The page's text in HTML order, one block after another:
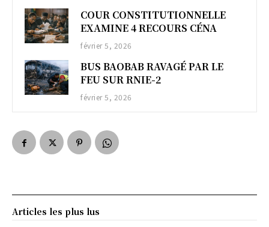
COUR CONSTITUTIONNELLE
EXAMINE 4 RECOURS CÉNA
février 5, 2026
BUS BAOBAB RAVAGÉ PAR LE
FEU SUR RNIE-2
février 5, 2026
Articles les plus lus